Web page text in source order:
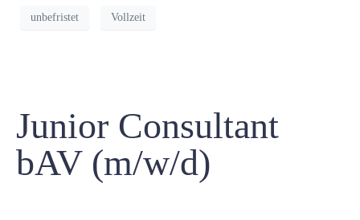
unbefristet Vollzeit
Junior Consultant
bAV (m/w/d)